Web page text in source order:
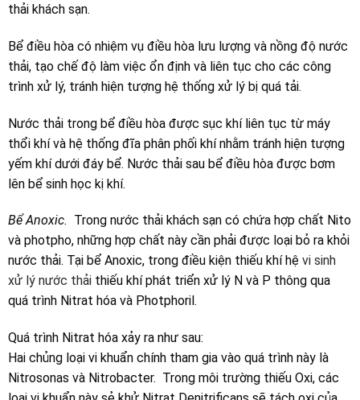
thải khách sạn.
Bể điều hòa có nhiệm vụ điều hòa lưu lượng và nồng độ nước
thải, tạo chế độ làm việc ổn định và liên tục cho các công
trình xử lý, tránh hiện tượng hệ thống xử lý bị quá tải.
Nước thải trong bể điều hòa được sục khí liên tục từ máy
thổi khí và hệ thống đĩa phân phối khí nhằm tránh hiện tượng
yếm khí dưới đáy bể. Nước thải sau bể điều hòa được bơm
lên bể sinh học kị khí.
Bể Anoxic. Trong nước thải khách sạn có chứa hợp chất Nito
và photpho, những hợp chất này cần phải được loại bỏ ra khỏi
nước thải. Tại bể Anoxic, trong điều kiện thiếu khí hệ vi sinh
xử lý nước thảithiếu khí phát triển xử lý N và P thông qua
quá trình Nitrat hóa và Photphoril.
Quá trình Nitrat hóa xảy ra như sau:
Hai chủng loại vi khuẩn chính tham gia vào quá trình này là
Nitrosonas và Nitrobacter. Trong môi trường thiếu Oxi, các